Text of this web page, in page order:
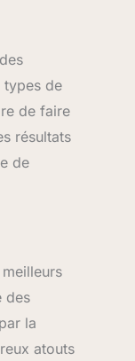
types de
de faire
résultats
de
des
la
atouts